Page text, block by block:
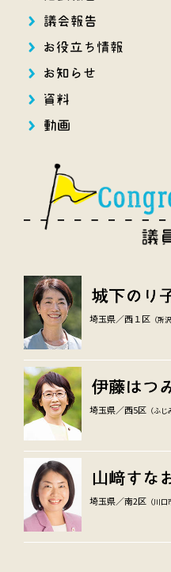
埼玉県／西１区 （所
埼玉県／西5区 （ふ
埼玉県／南2区 （川口